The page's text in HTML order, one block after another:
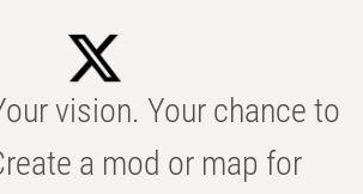
vision. Your chance to
a mod or map for